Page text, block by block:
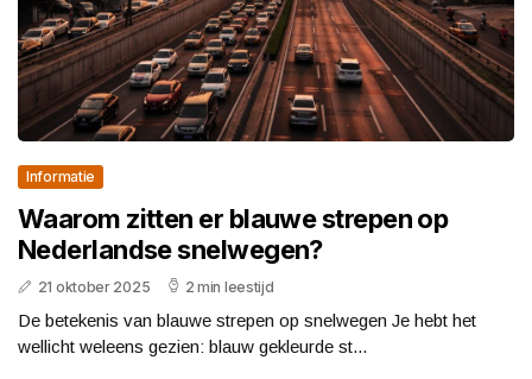
Informatie
Waarom zitten er blauwe strepen op
Nederlandse snelwegen?
21 oktober 2025 2 min leestijd
De betekenis van blauwe strepen op snelwegen Je hebt het
wellicht weleens gezien: blauw gekleurde st...